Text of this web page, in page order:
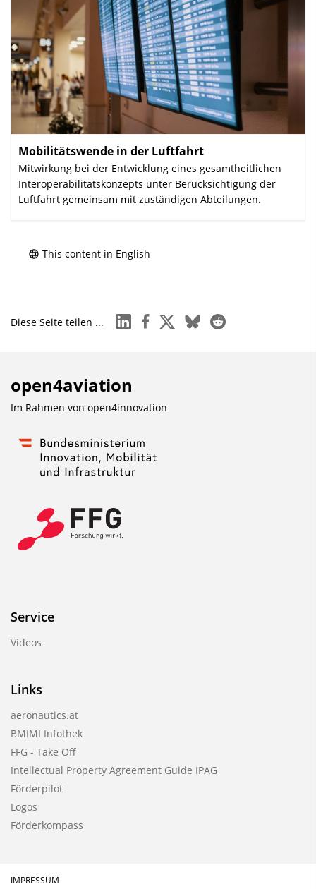
Mobilitätswende in der Luftfahrt
Mitwirkung bei der Entwicklung eines gesamtheitlichen
Interoperabilitätskonzepts unter Berücksichtigung der
Luftfahrt gemeinsam mit zuständigen Abteilungen.
This content in English
Diese Seite teilen ... linkedinfacebook
x blueskyreddit
open4aviation
Im Rahmen von open4innovation
Service
Videos
Links
aeronautics.at
BMIMI Infothek
FFG - Take Off
Intellectual Property Agreement Guide IPAG
Förderpilot
Logos
Förderkompass
IMPRESSUM